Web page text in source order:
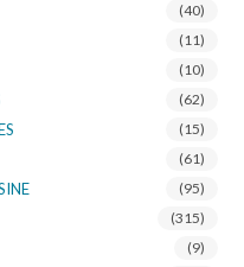
(40)
(11)
(10)
(62)
(15)
(61)
(95)
(315)
(9)